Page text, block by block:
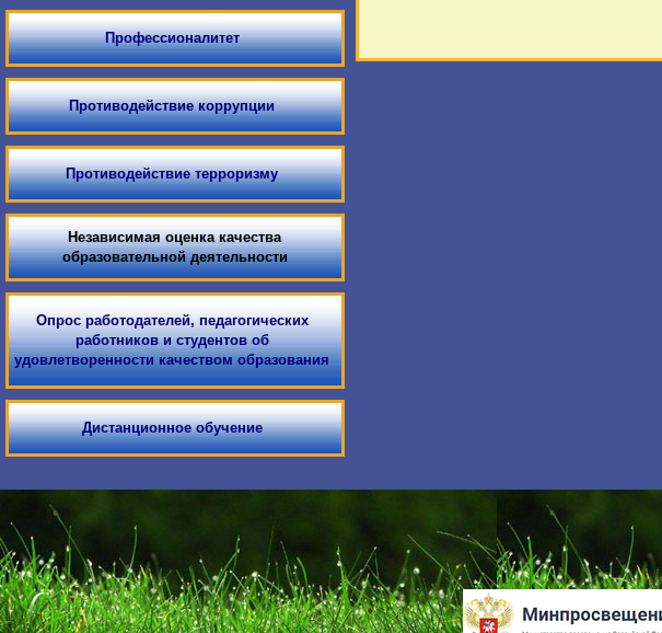
Профессионалитет
Противодействие коррупции
Противодействие терроризму
Независимая оценка качества
образовательной деятельности
Опрос работодателей, педагогических
работников и студентов об
удовлетворенности качеством образования
Дистанционное обучение